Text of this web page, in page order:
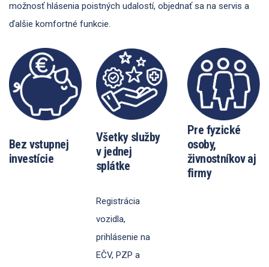
možnosť hlásenia poistných udalostí, objednať sa na servis a
ďalšie komfortné funkcie.
Bez vstupnej
investície
Všetky služby
v jednej
splátke
Pre fyzické
osoby,
živnostníkov aj
firmy
Registrácia
vozidla,
prihlásenie na
EČV, PZP a